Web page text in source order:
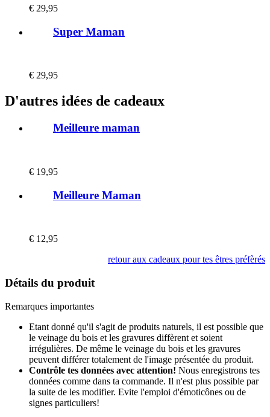
€ 29,95
Super Maman
€ 29,95
D'autres idées de cadeaux
Meilleure maman
€ 19,95
Meilleure Maman
€ 12,95
retour aux cadeaux pour tes êtres préfèrés
Détails du produit
Remarques importantes
Etant donné qu'il s'agit de produits naturels, il est possible que
le veinage du bois et les gravures diffèrent et soient
irrégulières. De même le veinage du bois et les gravures
peuvent différer totalement de l'image présentée du produit.
Contrôle tes données avec attention! Nous enregistrons tes
données comme dans ta commande. Il n'est plus possible par
la suite de les modifier. Evite l'emploi d'émoticônes ou de
signes particuliers!